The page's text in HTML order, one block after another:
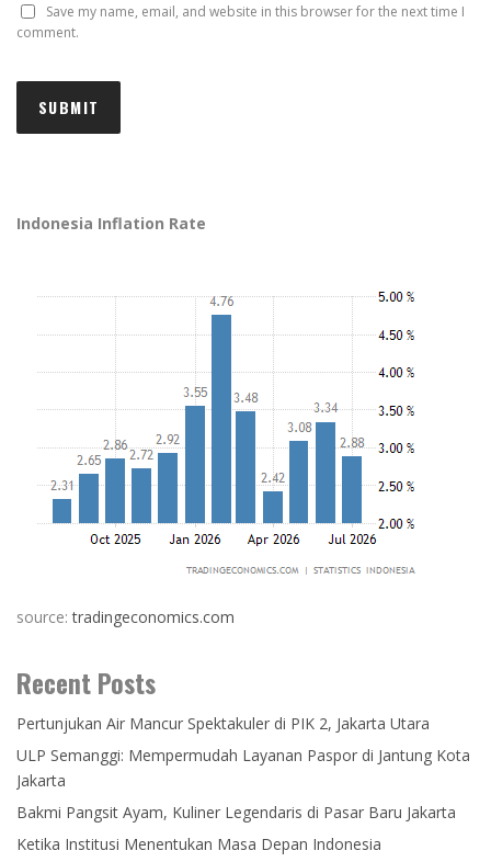
Save my name, email, and website in this browser for the next time I
comment.
Indonesia Inflation Rate
source:tradingeconomics.com
Recent Posts
Pertunjukan Air Mancur Spektakuler di PIK 2, Jakarta Utara
ULP Semanggi: Mempermudah Layanan Paspor di Jantung Kota
Jakarta
Bakmi Pangsit Ayam, Kuliner Legendaris di Pasar Baru Jakarta
Ketika Institusi Menentukan Masa Depan Indonesia